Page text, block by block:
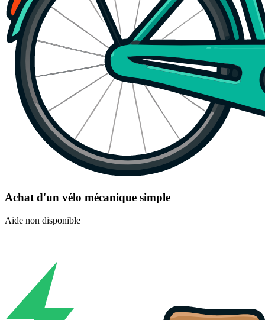
Achat d'un vélo mécanique simple
Aide non disponible